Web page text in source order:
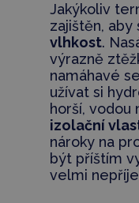
Jakýkoliv
zajištěn, aby
vlhkost.
výrazně
namáhavé
užívat si
horší, vodou
izolační
nároky na
být příštím
velmi